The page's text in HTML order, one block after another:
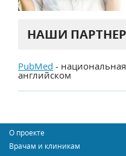
НАШИ
PubMed -
английском
О проекте
Врачам и клиникам